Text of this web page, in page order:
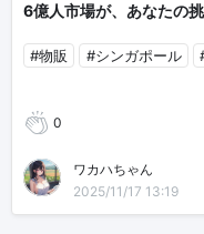
6億人市場が、あなたの挑
#物販 #シンガポール
0
ワカハちゃん
2025/11/17 13:19